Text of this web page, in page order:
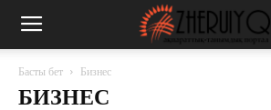
Басты бет Бизнес
БИЗНЕС